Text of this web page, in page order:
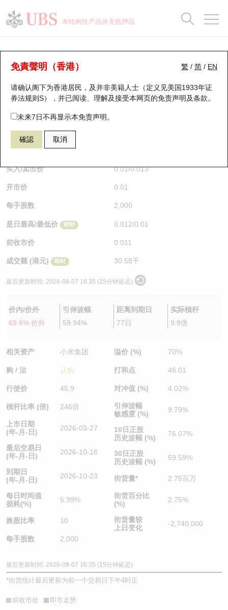
本结构性产品并无抵押品
繁 / 简 / EN
免責聲明（香港）
请确认阁下为香港居民，及并非美籍人士（定义见美国1933年证
券法规则S），并已阅读、理解及接受本网页的免责声明及条款。
未来7日不再显示本免责声明。
確認 取消
认股证分析仪
表现 街货统计 比较
27574 瑞银认购 1810 小米集团
$0.011 即时
买入/卖出价 0.01/0.013
开市价 0.01
每手股数 2,000
是日最高/最低价 即时 0.012/0.01
前收市价 0.011
成交额 (港元) 即时 30.58千
最后更新时间: 2026-08-07 16:35 (15分钟延迟)
价内/价外
69.6% 价外
引伸波幅
59.94%
距离到期日
77日
实际槓杆
9.9倍
相关资产 小米集团
购 / 沽 认购
行使价 45.9
槓杆比率 (倍) 246倍
上市日期
(年-月-日)
2026-03-27
最后交易日
(年-月-日)
2026-10-16
到期日
(年-月-日)
2026-10-23
每日时间值
损耗(%)
5.39%
换股比率 10
每手股数 2,000
溢价 (%) 70%
打和点 46.01
对冲值 (%) 4.02%
引伸波幅
敏感度 (%)
9.79%
10日正股
历史波幅 (%)
76.07%
30日正股
历史波幅 (%)
59.59%
街货量* 2.75百万
街货百分比
(%)
2.75%
街货量较
上日变化
-2,740,000
最后更新时间: 2026-08-07 16:35 (15分钟延迟)
*街货统计最后更新为前一个交易日下午4时正
前收市价 即市走势
瑞银认股证一览
新发行瑞银认股证
即将到期认股证
认股证到期结算价查找
认股证分析仪
认股证速算机
认股证/牛熊证日志
认股证文件及公告
街货统计
比较
牛熊全景快搜
牛熊证搜寻
牛熊证街货分布图
正股牛熊证列表
新发行瑞银牛熊证
已收回牛熊证剩余价值
牛熊证到期结算价查找
牛熊证分析仪
街货统计
比较
十大升幅/跌幅
十大认股证成交分布
十天股证占大市成交
资金流
街货统计
三十大平均引伸波幅
正股分析仪
二十大活跃股份
恒指成份股
国指成份股
科指成份股
相关资产沽空
中资ETFs溢价比较
AH 股价对照
持股比重
显示所有持股比重
每月轮证大市专题
轮证专栏
讲座及教育短片
认股证投资者教育
牛熊证投资者教育
认股证牛熊证常问问题